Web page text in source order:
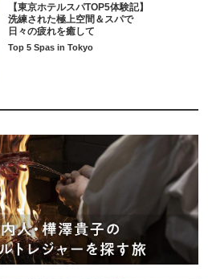
【東京ホテルスパTOP5体験記】
洗練された極上空間＆スパで
日々の疲れを癒して
Top 5 Spas in Tokyo